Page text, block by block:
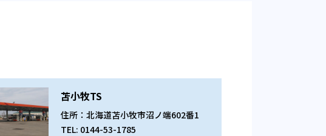
苫小牧TS
住所：北海道苫小牧市沼ノ端602番1
TEL: 0144-53-1785